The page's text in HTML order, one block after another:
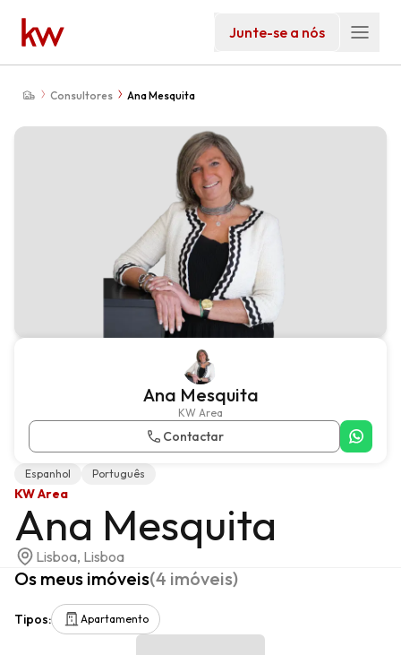
Junte-se a nós
Consultores Ana Mesquita
Ana Mesquita
KW Area
Contactar
Espanhol Português
KW Area
Ana Mesquita
Lisboa, Lisboa
Os meus imóveis(4 imóveis)
Tipos: Apartamento